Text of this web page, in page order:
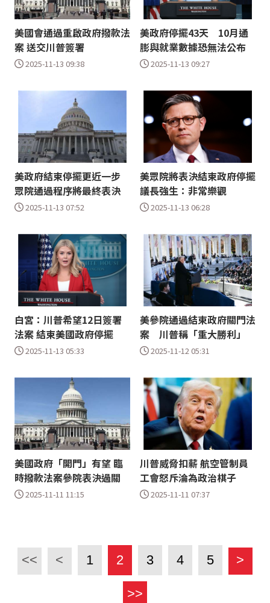
美國會通過重啟政府撥款法
案 送交川普簽署
2025-11-13 09:38
美政府停擺43天 10月通
膨與就業數據恐無法公布
2025-11-13 09:27
美政府結束停擺更近一步
眾院通過程序將最終表決
2025-11-13 07:52
美眾院將表決結束政府停擺
議長強生：非常樂觀
2025-11-13 06:28
白宮：川普希望12日簽署
法案 結束美國政府停擺
2025-11-13 05:33
美參院通過結束政府關門法
案 川普稱「重大勝利」
2025-11-12 05:31
美國政府「開門」有望 臨
時撥款法案參院表決過關
2025-11-11 11:15
川普威脅扣薪 航空管制員
工會怒斥淪為政治棋子
2025-11-11 07:37
<< < 1 2 3 4 5 >
>>